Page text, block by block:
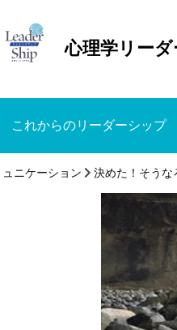
心理学リー
これからのリーダーシップ
ュニケーション 決めた！そうな